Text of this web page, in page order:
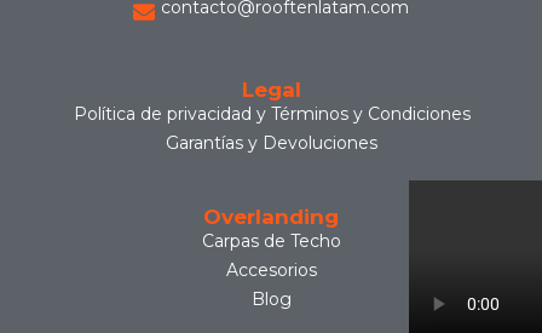
contacto@rooftenlatam.com
Legal
Política de privacidad y Términos y Condiciones
Garantías y Devoluciones
Overlanding
Carpas de Techo
Accesorios
Blog